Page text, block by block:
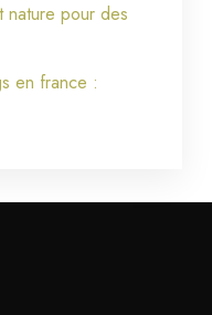
nature pour des
en france :